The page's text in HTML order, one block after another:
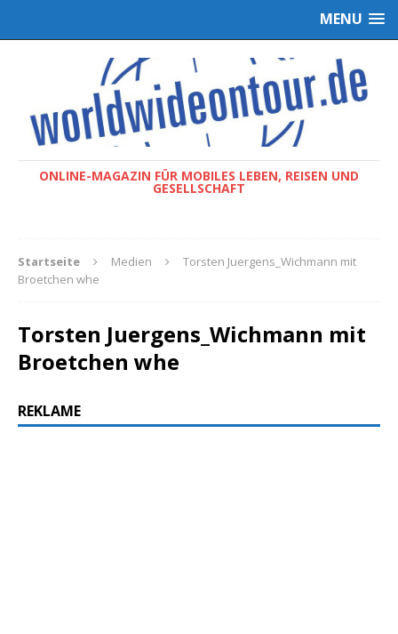
MENU
ONLINE-MAGAZIN FÜR MOBILES LEBEN, REISEN UND
GESELLSCHAFT
Startseite Medien
Torsten Juergens_Wichmann mit
Broetchen whe
Torsten Juergens_Wichmann mit
Broetchen whe
REKLAME